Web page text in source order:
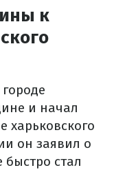
к
и начал
харьковского
он заявил о
быстро стал